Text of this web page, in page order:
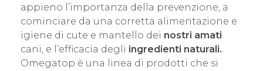
appieno l’importanza della prevenzione, a
cominciare da una corretta alimentazione e
igiene di cute e mantello dei nostri amati
cani, e l’efficacia degli ingredienti naturali.
Omegatop è una linea di prodotti che si